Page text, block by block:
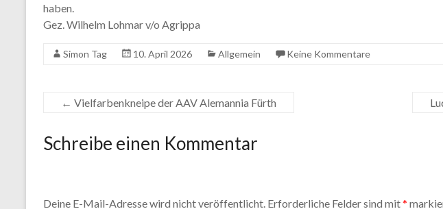
haben.
Gez. Wilhelm Lohmar v/o Agrippa
Simon Tag 10. April 2026 Allgemein Keine Kommentare
← Vielfarbenkneipe der AAV Alemannia Fürth
Schreibe einen Kommentar
Deine E-Mail-Adresse wird nicht veröffentlicht. Erforderliche Felder sind mit*